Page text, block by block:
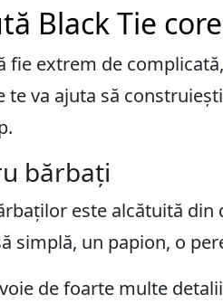
Black Tie
fie extrem de
te va ajuta să
bărbați
este alcătuită din
simplă, un papion, o
de foarte multe